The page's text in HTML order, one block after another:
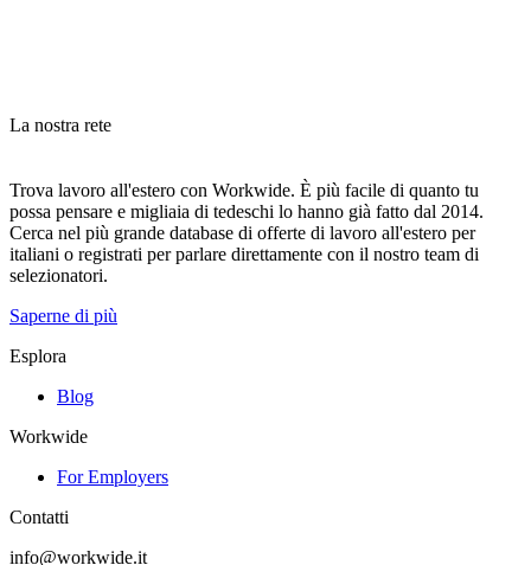
La nostra rete
Trova lavoro all'estero con Workwide. È più facile di quanto tu
possa pensare e migliaia di tedeschi lo hanno già fatto dal 2014.
Cerca nel più grande database di offerte di lavoro all'estero per
italiani o registrati per parlare direttamente con il nostro team di
selezionatori.
Saperne di più
Esplora
Blog
Workwide
For Employers
Contatti
info@workwide.it